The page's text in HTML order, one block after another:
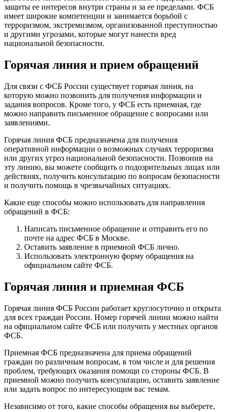
защиты ее интересов внутри страны и за ее пределами. ФСБ
имеет широкие компетенции и занимается борьбой с
терроризмом, экстремизмом, организованной преступностью
и другими угрозами, которые могут нанести вред
национальной безопасности.
Горячая линия и прием обращений
Для связи с ФСБ России существует горячая линия, на
которую можно позвонить для получения информации и
задания вопросов. Кроме того, у ФСБ есть приемная, где
можно направить письменное обращение с вопросами или
заявлениями.
Горячая линия ФСБ предназначена для получения
оперативной информации о возможных случаях терроризма
или других угроз национальной безопасности. Позвонив на
эту линию, вы можете сообщить о подозрительных лицах или
действиях, получить консультацию по вопросам безопасности
и получить помощь в чрезвычайных ситуациях.
Какие еще способы можно использовать для направления
обращений в ФСБ:
Написать письменное обращение и отправить его по
почте на адрес ФСБ в Москве.
Оставить заявление в приемной ФСБ лично.
Использовать электронную форму обращения на
официальном сайте ФСБ.
Горячая линия и приемная ФСБ
Горячая линия ФСБ России работает круглосуточно и открыта
для всех граждан России. Номер горячей линии можно найти
на официальном сайте ФСБ или получить у местных органов
ФСБ.
Приемная ФСБ предназначена для приема обращений
граждан по различным вопросам, в том числе и для решения
проблем, требующих оказания помощи со стороны ФСБ. В
приемной можно получить консультацию, оставить заявление
или задать вопрос по интересующим вас темам.
Независимо от того, какие способы обращения вы выберете,